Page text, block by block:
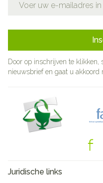
Door op inschrijven te
nieuwsbrief en gaat u akkoord
Juridische links